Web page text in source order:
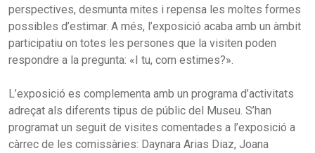
perspectives, desmunta mites i repensa les moltes formes
possibles d’estimar. A més, l’exposició acaba amb un àmbit
participatiu on totes les persones que la visiten poden
respondre a la pregunta: «I tu, com estimes?».
L’exposició es complementa amb un programa d’activitats
adreçat als diferents tipus de públic del Museu. S’han
programat un seguit de visites comentades a l’exposició a
càrrec de les comissàries: Daynara Arias Diaz, Joana